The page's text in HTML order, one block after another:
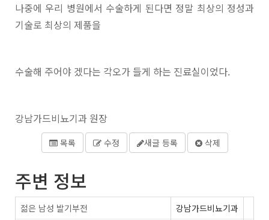
나중에 우리 병원에서 수술하게 된다면 정말 최상의 정성과
기술로 최상의 제품을
수술해 주어야 겠다는 각오가 들게 하는 진료실이었다.
강남가드비뇨기과 원장
목록 수정 새글 등록 삭제
주변 정보
젊은 남성 발기부전
강남가드비뇨기과